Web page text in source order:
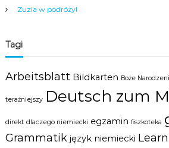
Zuzia w podróży!
Tagi
Arbeitsblatt Bildkarten Boże
teraźniejszy Deutsch zum
direkt dlaczego niemiecki egzamin fiszkoteka
Grammatik język niemiecki